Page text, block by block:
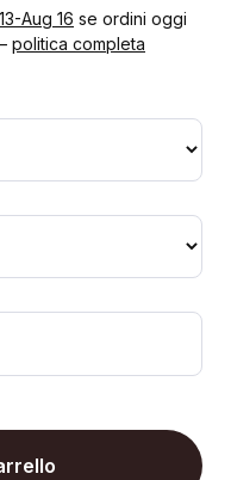
Aug 16 se ordini oggi
politica completa